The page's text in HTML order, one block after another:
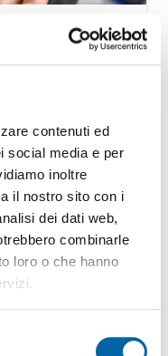
contenuti ed
social media e per
inoltre
il nostro sito con i
dei dati web,
combinarle
loro o che hanno
il
20.30
di…